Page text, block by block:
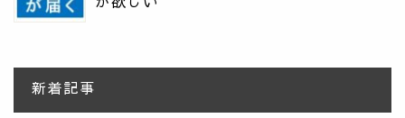
新着記事